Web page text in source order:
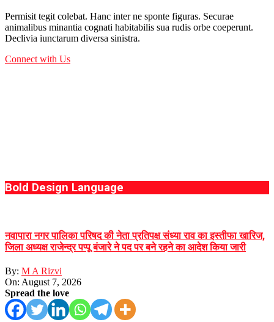
Permisit tegit colebat. Hanc inter ne sponte figuras. Securae
animalibus minantia cognati habitabilis sua rudis orbe coeperunt.
Declivia iunctarum diversa sinistra.
Connect with Us
Bold Design Language
नवापारा नगर पालिका परिषद की नेता प्रतिपक्ष संध्या राव का इस्तीफा खारिज,
जिला अध्यक्ष राजेन्द्र पप्पू बंजारे ने पद पर बने रहने का आदेश किया जारी
By: M A Rizvi
On: August 7, 2026
Spread the love